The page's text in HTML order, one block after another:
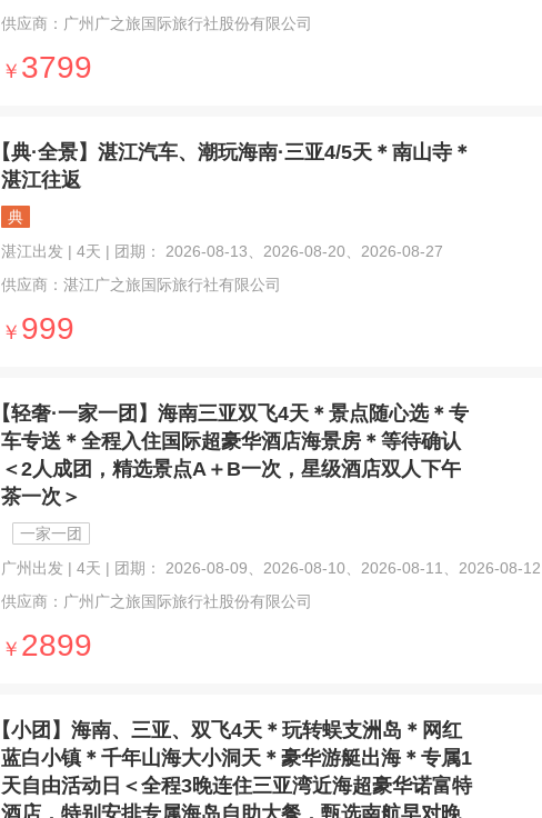
供应商：广州广之旅国际旅行社股份有限公司
￥ 3799
【典·全景】湛江汽车、潮玩海南·三亚4/5天＊南山寺＊
湛江往返
典
湛江出发 | 4天 | 团期： 2026-08-13、2026-08-20、2026-08-27
供应商：湛江广之旅国际旅行社有限公司
￥ 999
【轻奢·一家一团】海南三亚双飞4天＊景点随心选＊专
车专送＊全程入住国际超豪华酒店海景房＊等待确认
＜2人成团，精选景点A＋B一次，星级酒店双人下午
茶一次＞
一家一团
广州出发 | 4天 | 团期： 2026-08-09、2026-08-10、2026-08-11、2026-08-12
供应商：广州广之旅国际旅行社股份有限公司
￥ 2899
【小团】海南、三亚、双飞4天＊玩转蜈支洲岛＊网红
蓝白小镇＊千年山海大小洞天＊豪华游艇出海＊专属1
天自由活动日＜全程3晚连住三亚湾近海超豪华诺富特
酒店，特别安排专属海岛自助大餐，甄选南航早对晚